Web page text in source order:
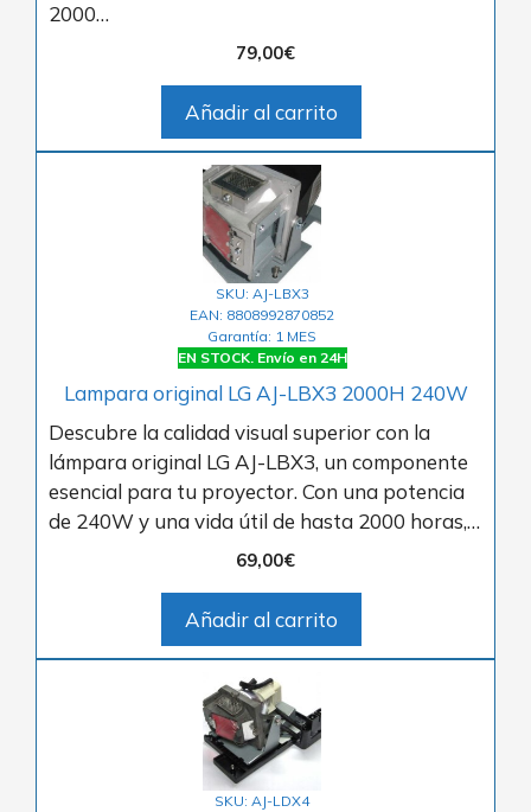
2000…
79,00€
Añadir al carrito
SKU: AJ-LBX3
EAN: 8808992870852
Garantía: 1 MES
EN STOCK. Envío en 24H
Lampara original LG AJ-LBX3 2000H 240W
Descubre la calidad visual superior con la
lámpara original LG AJ-LBX3, un componente
esencial para tu proyector. Con una potencia
de 240W y una vida útil de hasta 2000 horas,…
69,00€
Añadir al carrito
SKU: AJ-LDX4